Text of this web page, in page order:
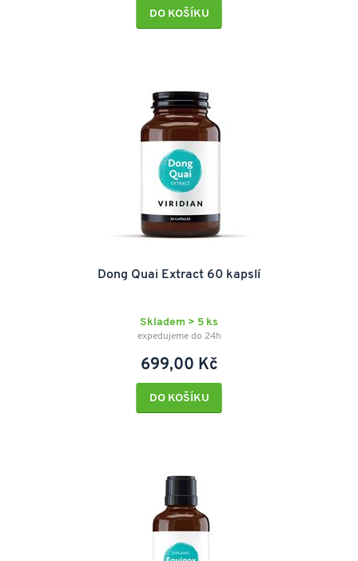
DO KOŠÍKU
Dong Quai Extract 60 kapslí
Skladem > 5 ks
expedujeme do 24h
699,00 Kč
DO KOŠÍKU